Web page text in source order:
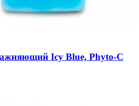
Icy Blue, Phyto-C